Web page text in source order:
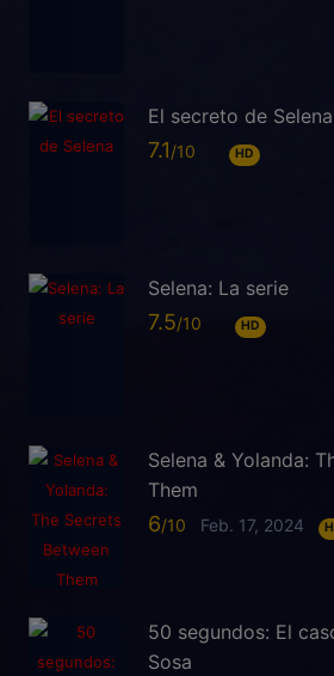
El secreto de Selena
7.1 HD
Selena: La serie
7.5 HD
Selena & Yolanda:
Them
6 Feb. 17, 2024
50 segundos: El
Sosa